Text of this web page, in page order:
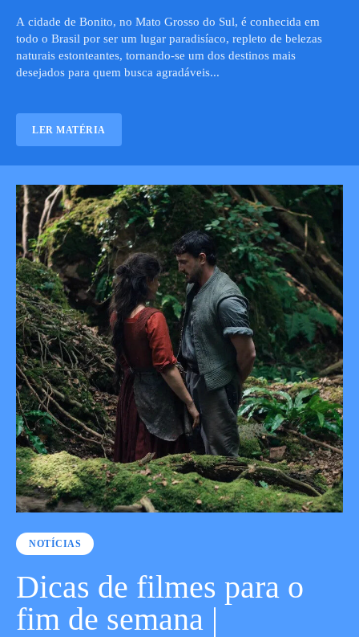
A cidade de Bonito, no Mato Grosso do Sul, é conhecida em
todo o Brasil por ser um lugar paradisíaco, repleto de belezas
naturais estonteantes, tornando-se um dos destinos mais
desejados para quem busca agradáveis...
LER MATÉRIA
NOTÍCIAS
Dicas de filmes para o
fim de semana |